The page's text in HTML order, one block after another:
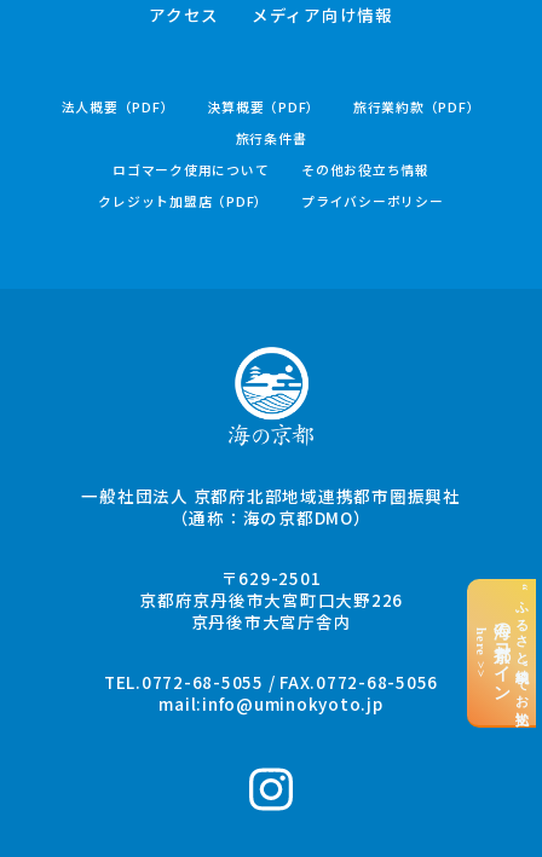
“ふるさと納税”でお支払い
海の京都コイン
here >>
アクセス
メディア向け情報
法人概要（PDF） 決算概要（PDF）
旅行業約款（PDF）
旅行条件書
ロゴマーク使用について
その他お役立ち情報
クレジット加盟店（PDF）
プライバシーポリシー
一般社団法人 京都府北部地域連携都市圏振興社
（通称：海の京都DMO）
〒629-2501
京都府京丹後市大宮町口大野226
京丹後市大宮庁舎内
TEL.0772-68-5055 / FAX.0772-68-5056
mail:info@uminokyoto.jp